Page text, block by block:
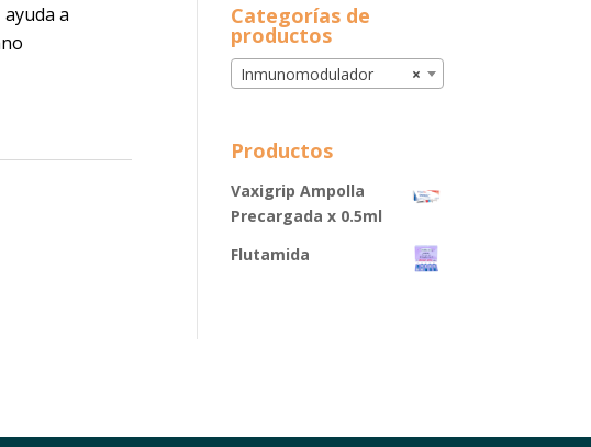
a
Categorías de
productos
×
Inmunomodulador
Productos
Vaxigrip Ampolla
Precargada x 0.5ml
Flutamida